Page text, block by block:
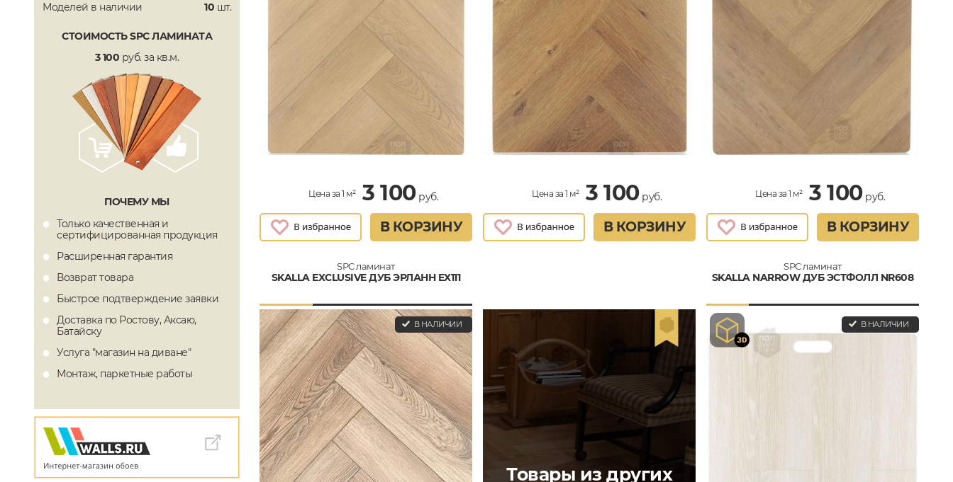
Моделей в наличии
10 шт.
СТОИМОСТЬ SPC ЛАМИНАТА
3 100 руб. за кв.м.
ПОЧЕМУ МЫ
Только качественная и
сертифицированная продукция
Расширенная гарантия
Возврат товара
Быстрое подтверждение заявки
Доставка по Ростову, Аксаю,
Батайску
Услуга "магазин на диване"
Монтаж, паркетные работы
Цена за 1 м² 3 100руб.
В КОРЗИНУ
Цена за 1 м² 3 100руб.
В КОРЗИНУ
Цена за 1 м² 3 100руб.
В КОРЗИНУ
SPC ламинат
SKALLA EXCLUSIVE ДУБ ЭРЛАНН EX111
В НАЛИЧИИ
Товары из других
SPC ламинат
SKALLA NARROW ДУБ ЭСТФОЛЛ NR608
В НАЛИЧИИ